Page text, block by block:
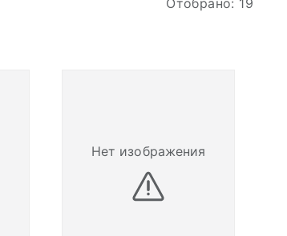
Отобрано: 19
Нет изображения